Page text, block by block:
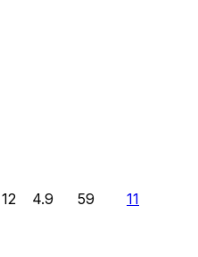
12 4.9 59 11